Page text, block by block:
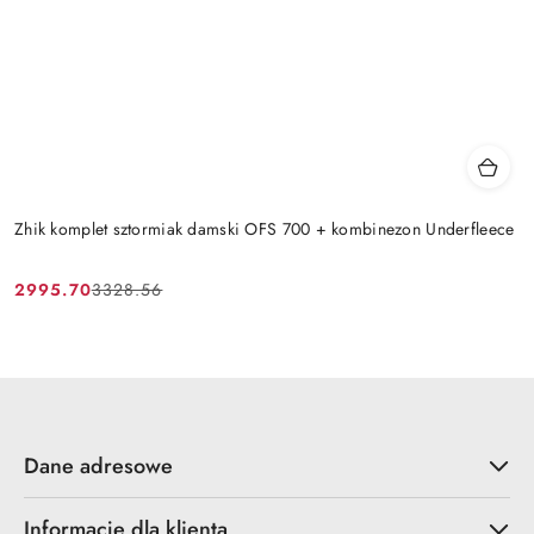
Zhik komplet sztormiak damski OFS 700 + kombinezon Underfleece
Cena
2995.70
Cena
3328.56
Dane adresowe